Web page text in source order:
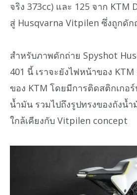
จริง 373cc) และ 125 จาก KTM
สู่ Husqvarna Vitpilen ซึ่งถูกดัก
สำหรับภาพดักถ่าย Spyshot
401 นี้ เราจะยังไฟหน้าของ
ของ KTM โดยมีการติดสติกเกอ
น้ำมัน รวมไปถึงรูปทรงของถังน้ำ
ใกล้เคียงกับ Vitpilen concept